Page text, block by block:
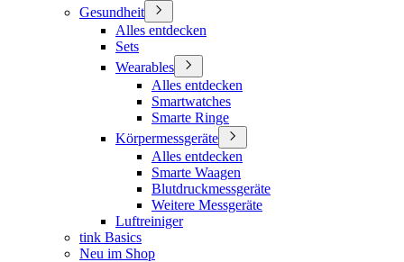
Gesundheit
Alles entdecken
Sets
Wearables
Alles entdecken
Smartwatches
Smarte Ringe
Körpermessgeräte
Alles entdecken
Smarte Waagen
Blutdruckmessgeräte
Weitere Messgeräte
Luftreiniger
tink Basics
Neu im Shop